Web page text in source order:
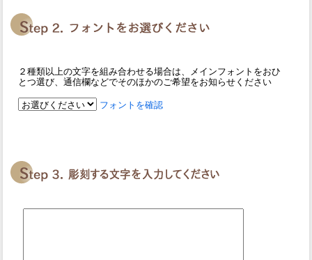
２種類以上の文字を組み合わせる場合は、メインフォントをおひ
とつ選び、通信欄などでそのほかのご希望をお知らせください
フォントを確認